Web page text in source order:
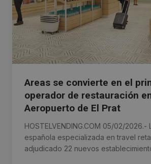
Areas se convierte en el
operador de restauración
Aeropuerto de El Prat
HOSTELVENDING.COM 05/02/2026.-
española especializada en travel
adjudicado 22 nuevos